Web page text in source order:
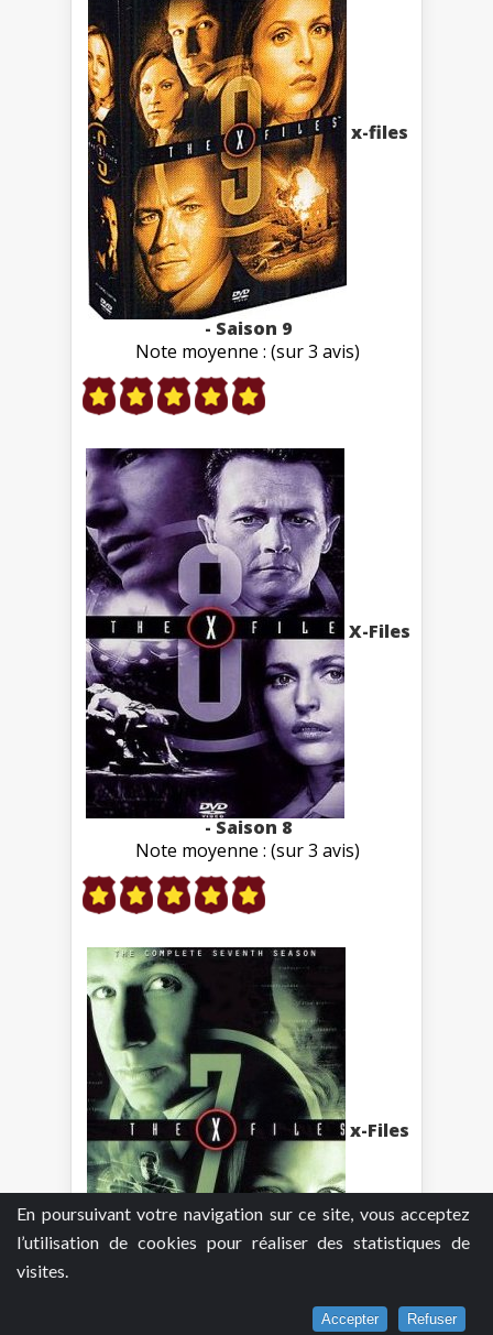
En poursuivant votre navigation sur ce site, vous acceptez
l’utilisation de cookies pour réaliser des statistiques de
visites.
Accepter Refuser
x-files
- Saison 9
Note moyenne : (sur 3 avis)
X-Files
- Saison 8
Note moyenne : (sur 3 avis)
x-Files